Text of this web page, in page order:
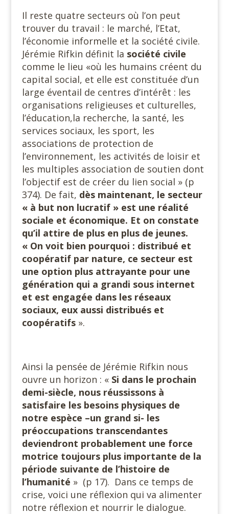
Il reste quatre secteurs où l’on peut
trouver du travail : le marché, l’Etat,
l’économie informelle et la société civile.
Jérémie Rifkin définit la société civile
comme le lieu «où les humains créent du
capital social, et elle est constituée d’un
large éventail de centres d’intérêt : les
organisations religieuses et culturelles,
l’éducation,la recherche, la santé, les
services sociaux, les sport, les
associations de protection de
l’environnement, les activités de loisir et
les multiples association de soutien dont
l’objectif est de créer du lien social » (p
374). De fait, dès maintenant, le secteur
« à but non lucratif » est une réalité
sociale et économique. Et on constate
qu’il attire de plus en plus de jeunes.
« On voit bien pourquoi : distribué et
coopératif par nature, ce secteur est
une option plus attrayante pour une
génération qui a grandi sous internet
et est engagée dans les réseaux
sociaux, eux aussi distribués et
coopératifs ».
Ainsi la pensée de Jérémie Rifkin nous
ouvre un horizon : « Si dans le prochain
demi-siècle, nous réussissons à
satisfaire les besoins physiques de
notre espèce –un grand si- les
préoccupations transcendantes
deviendront probablement une force
motrice toujours plus importante de la
période suivante de l’histoire de
l’humanité » (p 17). Dans ce temps de
crise, voici une réflexion qui va alimenter
notre réflexion et nourrir le dialogue.